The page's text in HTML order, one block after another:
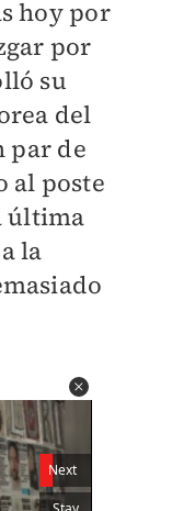
hoy por
por
su
del
par de
al poste
última
la